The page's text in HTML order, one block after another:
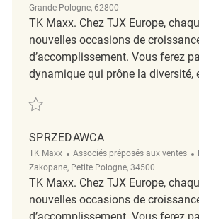
Grande Pologne, 62800
TK Maxx. Chez TJX Europe,
nouvelles occasions de
d’accomplissement. Vous ferez
dynamique qui prône la diversité,
Sauvegarder sprzedawca REQ140719
SPRZEDAWCA
TK Maxx Catégorie
Associés préposés aux ventes
Zakopane, Petite Pologne, 34500
TK Maxx. Chez TJX Europe,
nouvelles occasions de
d’accomplissement. Vous ferez